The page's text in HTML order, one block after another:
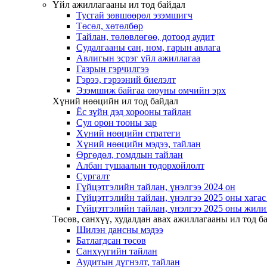
Үйл ажиллагааны ил тод байдал
Тусгай зөвшөөрөл эзэмшигч
Төсөл, хөтөлбөр
Тайлан, төлөвлөгөө, дотоод аудит
Судалгааны сан, ном, гарын авлага
Авлигын эсрэг үйл ажиллагаа
Газрын гэрчилгээ
Гэрээ, гэрээний биелэлт
Эзэмшиж байгаа оюуны өмчийн эрх
Хүний нөөцийн ил тод байдал
Ёс зүйн дэд хорооны тайлан
Сул орон тооны зар
Хүний нөөцийн стратеги
Хүний нөөцийн мэдээ, тайлан
Өргөдөл, гомдлын тайлан
Албан тушаалын тодорхойлолт
Сургалт
Гүйцэтгэлийн тайлан, үнэлгээ 2024 он
Гүйцэтгэлийн тайлан, үнэлгээ 2025 оны
Гүйцэтгэлийн тайлан, үнэлгээ 2025 оны
Төсөв, санхүү, худалдан авах ажиллагааны ил тод
Шилэн дансны мэдээ
Батлагдсан төсөв
Санхүүгийн тайлан
Аудитын дүгнэлт, тайлан